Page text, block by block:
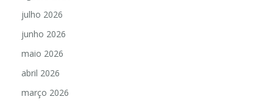
julho 2026
junho 2026
maio 2026
abril 2026
março 2026